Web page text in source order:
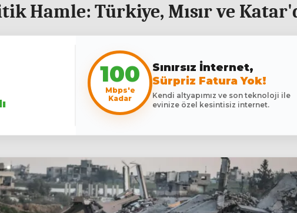
Hamle: Türkiye, Mısır ve
100
Mbps'e
Kadar
Sınırsız İnternet,
Sürpriz Fatura Yok!
Kendi altyapımız ve son teknoloji ile
evinize özel kesintisiz internet.